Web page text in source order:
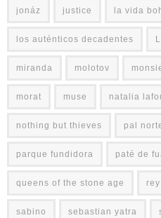
jonáz justice la vida
los auténticos decadentes
miranda molotov
morat muse natalia
nothing but thieves pal
parque fundidora paté de
queens of the stone age
sabino sebastian yatra